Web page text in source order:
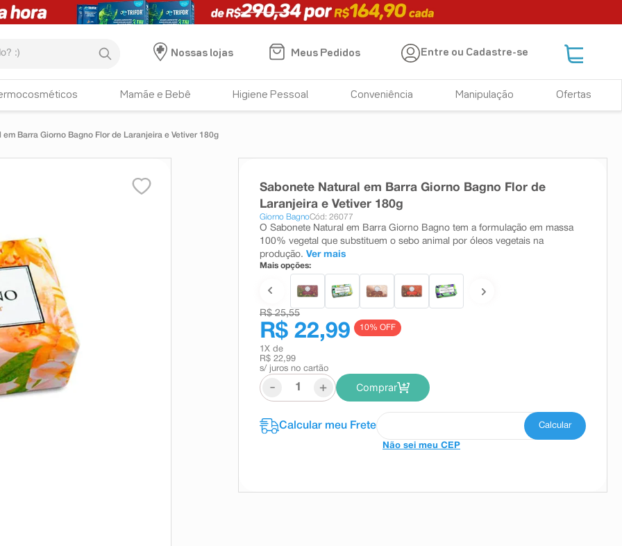
Nossas lojas
Meus Pedidos Entre ou Cadastre-se
Mamãe e Bebê Higiene Pessoal Conveniência Manipulação Ofertas
Barra Giorno Bagno Flor de Laranjeira e Vetiver 180g
Sabonete Natural em Barra Giorno Bagno Flor de
Laranjeira e Vetiver 180g
Giorno BagnoCód: 26077
O Sabonete Natural em Barra Giorno Bagno tem a formulação em massa
100% vegetal que substituem o sebo animal por óleos vegetais na
produção. Ver mais
Mais opções:
R$ 25,55
R$ 22,99 10% OFF
1 X de
R$ 22,99
s/ juros no cartão
- + Comprar
Não sei meu CEP